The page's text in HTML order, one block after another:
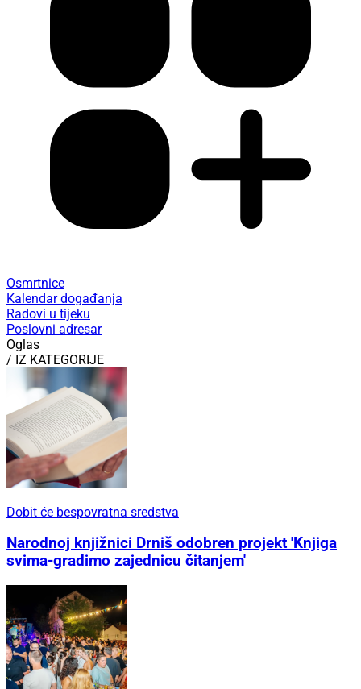
Osmrtnice
Kalendar događanja
Radovi u tijeku
Poslovni adresar
Oglas
/ IZ KATEGORIJE
Dobit će bespovratna sredstva
Narodnoj knjižnici Drniš odobren projekt 'Knjiga
svima-gradimo zajednicu čitanjem'